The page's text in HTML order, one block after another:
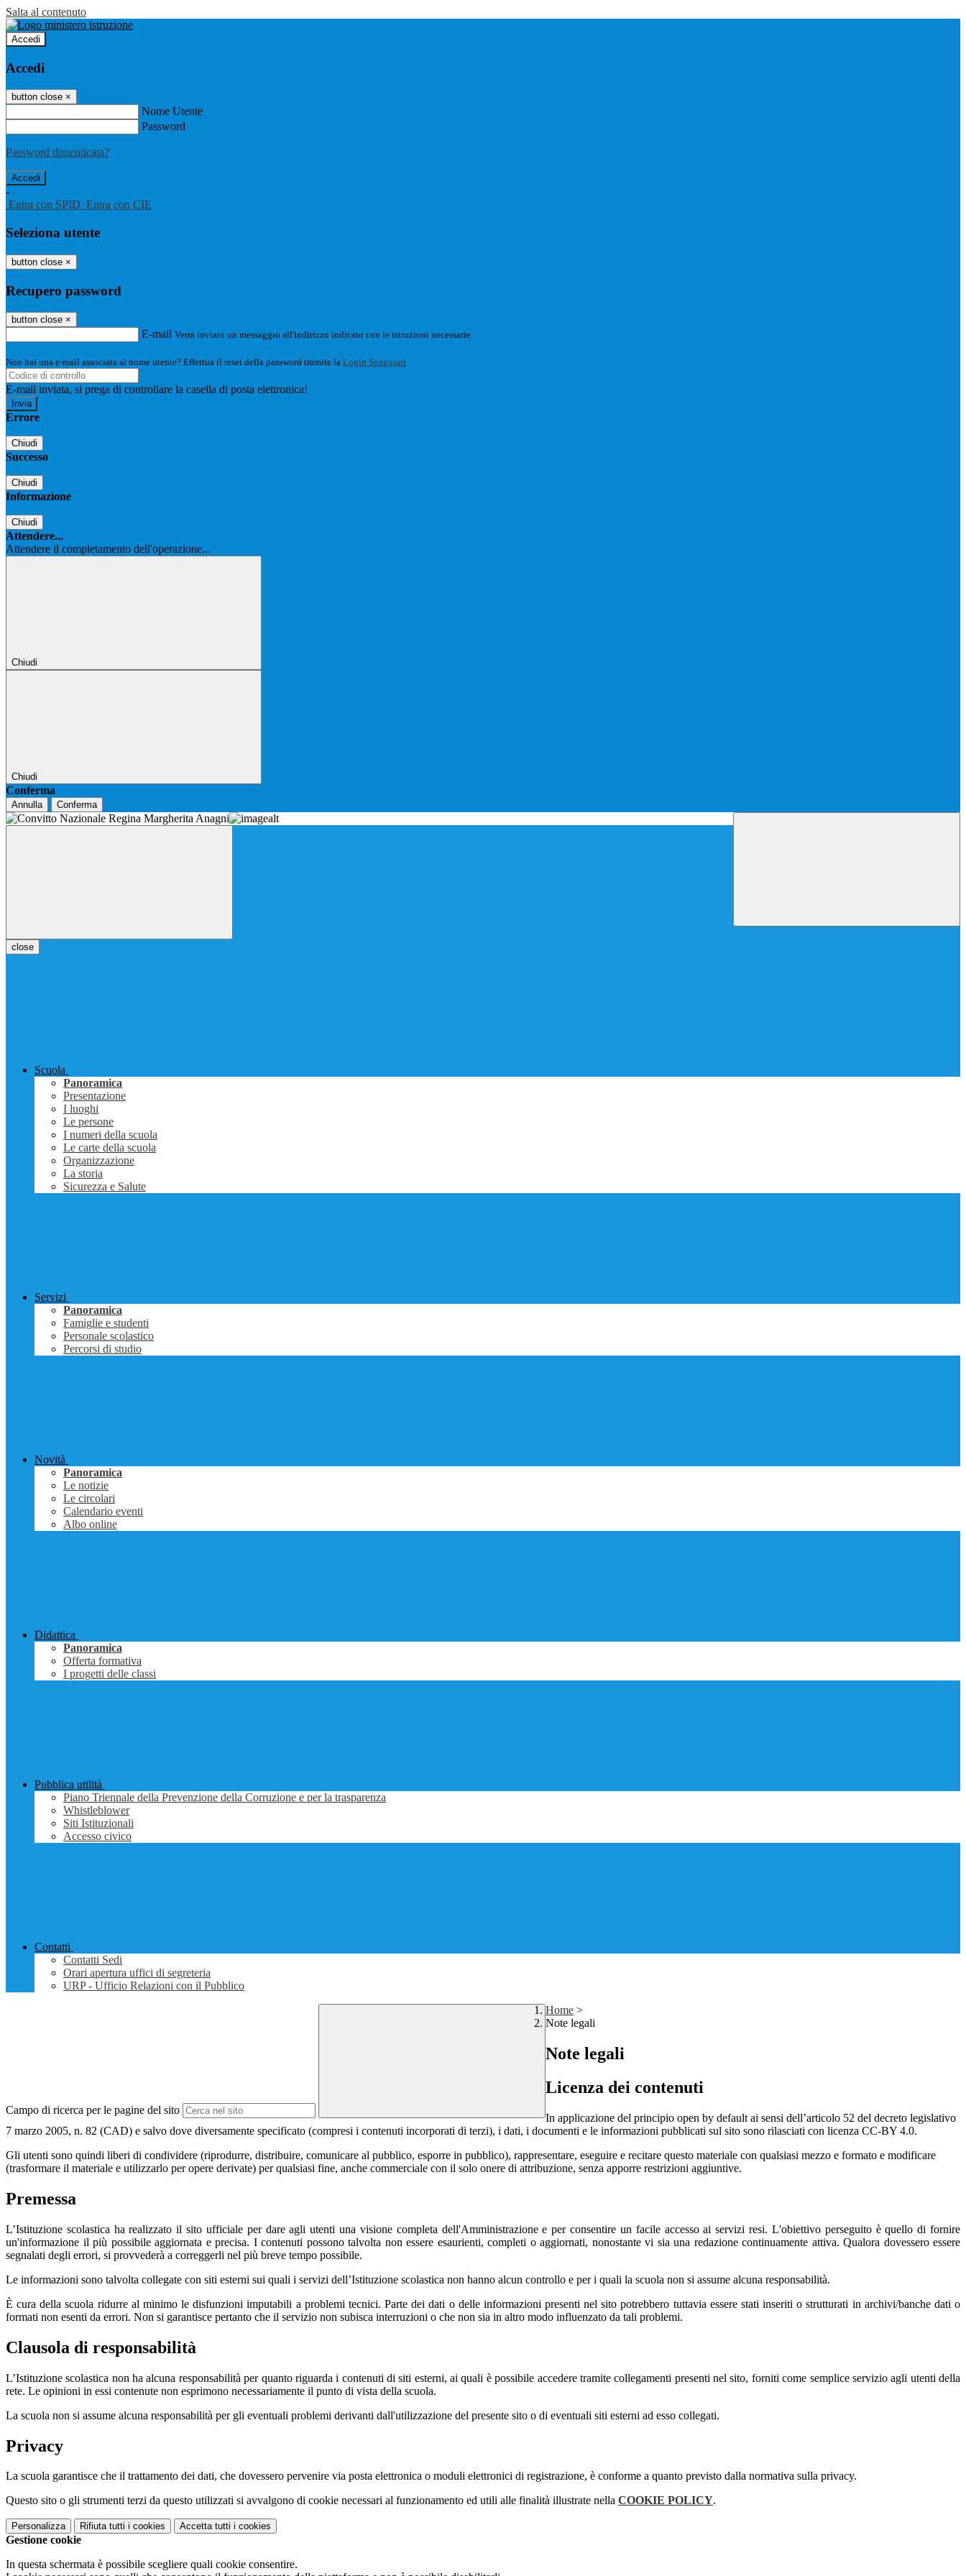
Salta al contenuto
Accedi
Accedi
button close ×
Nome Utente
Password
Password dimenticata?
-
Entra con SPID Entra con CIE
Seleziona utente
button close ×
Recupero password
button close ×
E-mail Verrà inviato un messaggio all'indirizzo indicato con le istruzioni necessarie.
Non hai una e-mail associata al nome utente? Effettua il reset della password tramite la Login Spaggiari
E-mail inviata, si prega di controllare la casella di posta elettronica!
Errore
Chiudi
Successo
Chiudi
Informazione
Chiudi
Attendere...
Attendere il completamento dell'operazione...
Chiudi
Chiudi
Conferma
Annulla Conferma
close
Scuola
Panoramica
Presentazione
I luoghi
Le persone
I numeri della scuola
Le carte della scuola
Organizzazione
La storia
Sicurezza e Salute
Servizi
Panoramica
Famiglie e studenti
Personale scolastico
Percorsi di studio
Novità
Panoramica
Le notizie
Le circolari
Calendario eventi
Albo online
Didattica
Panoramica
Offerta formativa
I progetti delle classi
Pubblica utilità
Piano Triennale della Prevenzione della Corruzione e per la trasparenza
Whistleblower
Siti Istituzionali
Accesso civico
Contatti
Contatti Sedi
Orari apertura uffici di segreteria
URP - Ufficio Relazioni con il Pubblico
Campo di ricerca per le pagine del sito
Home >
Note legali
Note legali
Licenza dei contenuti
In applicazione del principio open by default ai sensi dell’articolo 52 del decreto legislativo
7 marzo 2005, n. 82 (CAD) e salvo dove diversamente specificato (compresi i contenuti incorporati di terzi), i dati, i documenti e le informazioni pubblicati sul sito sono rilasciati con licenza CC-BY 4.0.
Gli utenti sono quindi liberi di condividere (riprodurre, distribuire, comunicare al pubblico, esporre in pubblico), rappresentare, eseguire e recitare questo materiale con qualsiasi mezzo e formato e modificare
(trasformare il materiale e utilizzarlo per opere derivate) per qualsiasi fine, anche commerciale con il solo onere di attribuzione, senza apporre restrizioni aggiuntive.
Premessa
L’Istituzione scolastica ha realizzato il sito ufficiale per dare agli utenti una visione completa dell'Amministrazione e per consentire un facile accesso ai servizi resi. L'obiettivo perseguito è quello di fornire
un'informazione il più possibile aggiornata e precisa. I contenuti possono talvolta non essere esaurienti, completi o aggiornati, nonostante vi sia una redazione continuamente attiva. Qualora dovessero essere
segnalati degli errori, si provvederà a correggerli nel più breve tempo possibile.
Le informazioni sono talvolta collegate con siti esterni sui quali i servizi dell’Istituzione scolastica non hanno alcun controllo e per i quali la scuola non si assume alcuna responsabilità.
È cura della scuola ridurre al minimo le disfunzioni imputabili a problemi tecnici. Parte dei dati o delle informazioni presenti nel sito potrebbero tuttavia essere stati inseriti o strutturati in archivi/banche dati o
formati non esenti da errori. Non si garantisce pertanto che il servizio non subisca interruzioni o che non sia in altro modo influenzato da tali problemi.
Clausola di responsabilità
L’Istituzione scolastica non ha alcuna responsabilità per quanto riguarda i contenuti di siti esterni, ai quali è possibile accedere tramite collegamenti presenti nel sito, forniti come semplice servizio agli utenti della
rete. Le opinioni in essi contenute non esprimono necessariamente il punto di vista della scuola.
La scuola non si assume alcuna responsabilità per gli eventuali problemi derivanti dall'utilizzazione del presente sito o di eventuali siti esterni ad esso collegati.
Privacy
La scuola garantisce che il trattamento dei dati, che dovessero pervenire via posta elettronica o moduli elettronici di registrazione, è conforme a quanto previsto dalla normativa sulla privacy.
Questo sito o gli strumenti terzi da questo utilizzati si avvalgono di cookie necessari al funzionamento ed utili alle finalità illustrate nella COOKIE POLICY.
Personalizza Rifiuta tutti i cookies Accetta tutti i cookies
Gestione cookie
In questa schermata è possibile scegliere quali cookie consentire.